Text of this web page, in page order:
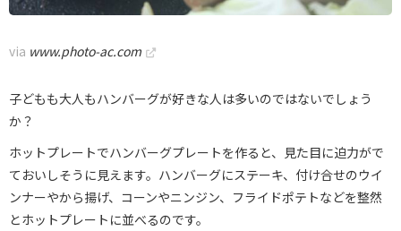
via www.photo-ac.com
子どもも大人もハンバーグが好きな人は多いのではないでしょう
か？
ホットプレートでハンバーグプレートを作ると、見た目に迫力がで
ておいしそうに見えます。ハンバーグにステーキ、付け合せのウイ
ンナーやから揚げ、コーンやニンジン、フライドポテトなどを整然
とホットプレートに並べるのです。